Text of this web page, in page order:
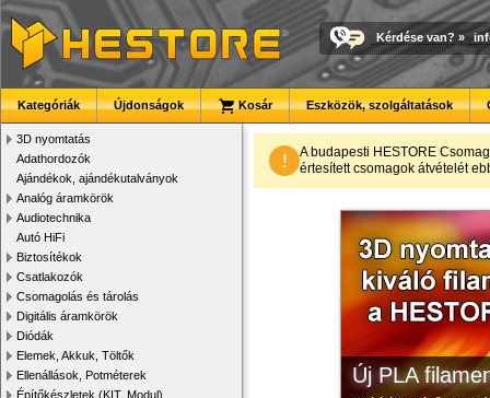
Kérdése van? »
Kategóriák Újdonságok Kosár Eszközök, szolgáltatások
3D nyomtatás
Adathordozók
Ajándékok, ajándékutalványok
Analóg áramkörök
Audiotechnika
Autó HiFi
Biztosítékok
Csatlakozók
Csomagolás és tárolás
Digitális áramkörök
Diódák
Elemek, Akkuk, Töltők
Ellenállások, Potméterek
Építőkészletek (KIT, Modul)
!
A budapesti HESTORE
értesített csomagok átvételét
Új PLA
3D nyomtató
Kiváló minőségű,
Modulvilág
Fejlesztés, szórakozás
Megbízható
Új, modern